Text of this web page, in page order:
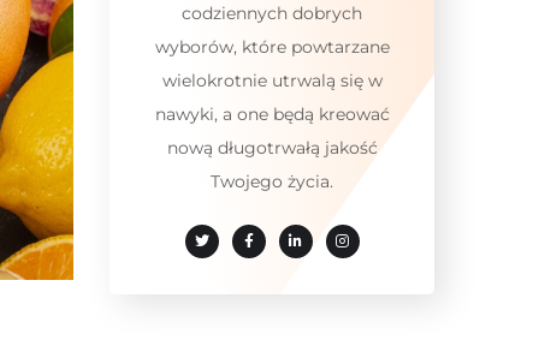
codziennych dobrych
wyborów, które powtarzane
wielokrotnie utrwalą się w
nawyki, a one będą kreować
nową długotrwałą jakość
Twojego życia.